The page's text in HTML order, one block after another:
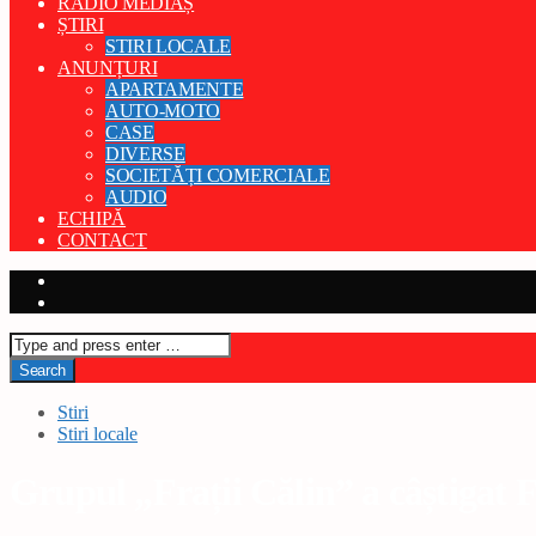
ȘTIRI
STIRI LOCALE
ANUNȚURI
APARTAMENTE
AUTO-MOTO
CASE
DIVERSE
SOCIETĂȚI COMERCIALE
AUDIO
ECHIPĂ
CONTACT
Stiri
Stiri locale